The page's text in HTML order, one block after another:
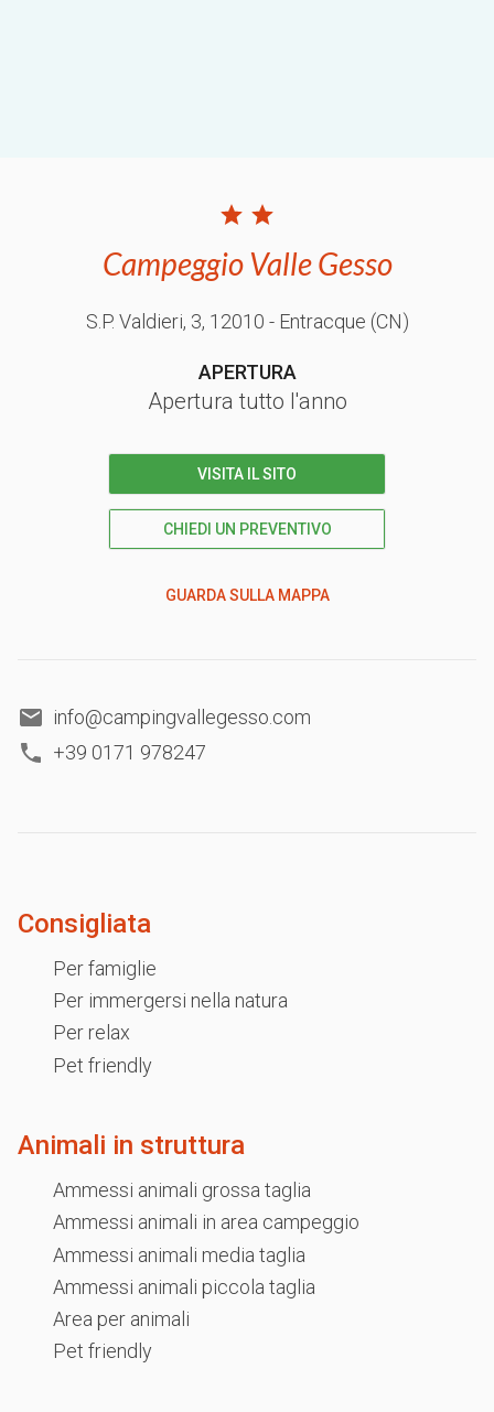
Campeggio Valle Gesso
S.P. Valdieri, 3, 12010 - Entracque (CN)
APERTURA
Apertura tutto l'anno
VISITA IL SITO
CHIEDI UN PREVENTIVO
GUARDA SULLA MAPPA
info@campingvallegesso.com
+39 0171 978247
Consigliata
Per famiglie
Per immergersi nella natura
Per relax
Pet friendly
Animali in struttura
Ammessi animali grossa taglia
Ammessi animali in area campeggio
Ammessi animali media taglia
Ammessi animali piccola taglia
Area per animali
Pet friendly